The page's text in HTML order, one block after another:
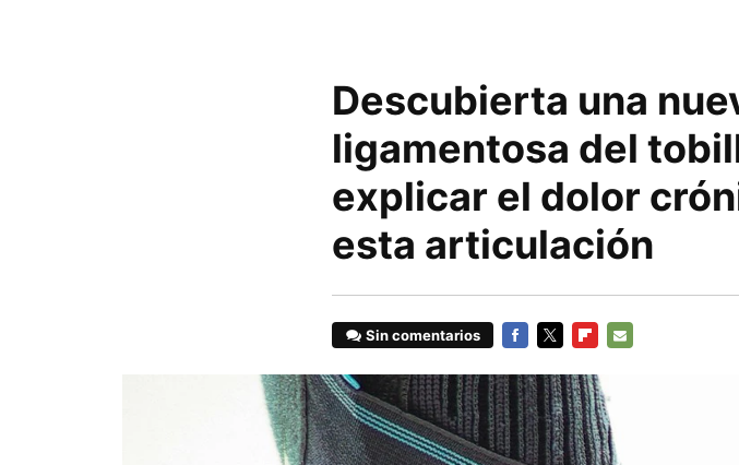
Descubierta una
ligamentosa del
explicar el dolor
esta articulación
Sin comentarios